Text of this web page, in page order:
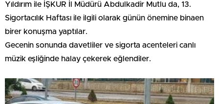
Yıldırım ile İŞKUR İl Müdürü Abdulkadir Mutlu da, 13.
Sigortacılık Haftası ile ilgili olarak günün önemine binaen
birer konuşma yaptılar.
Gecenin sonunda davetliler ve sigorta acenteleri canlı
müzik eşliğinde halay çekerek eğlendiler.